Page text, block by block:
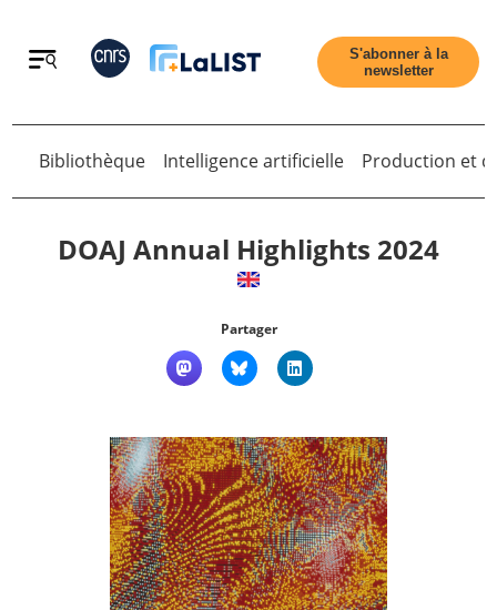
Retour
Qui sommes nous ?
Nous suivre
S'abonner à la
newsletter
Retour
Bibliothèque Intelligence artificielle Production et
DOAJ Annual Highlights 2024
Partager